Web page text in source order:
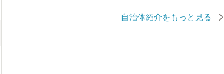
とが特徴です。人口約1万人の町ですが、水、空気、自
自治体紹介をもっと見る